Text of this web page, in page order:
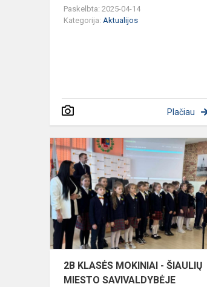
Paskelbta: 2025-04-14
Kategorija: Aktualijos
Plačiau
2B KLASĖS MOKINIAI - ŠIAULIŲ
MIESTO SAVIVALDYBĖJE